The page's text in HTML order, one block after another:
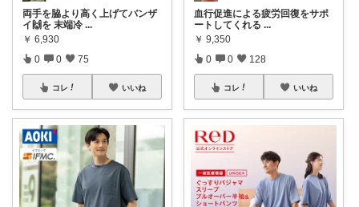
両手を脇より高く上げてバンザ
イ🙌を 末端冷 ...
￥ 6,930
0 0 75
コレ いいね
血行促進による疲労回復をサポ
ートしてくれる ...
￥ 9,350
0 0 128
コレ いいね